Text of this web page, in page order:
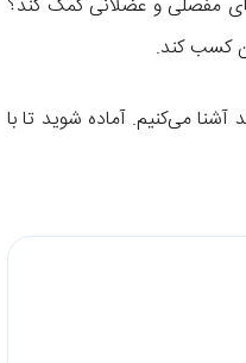
کسب کند.
می‌کنیم. آماده شوید تا با